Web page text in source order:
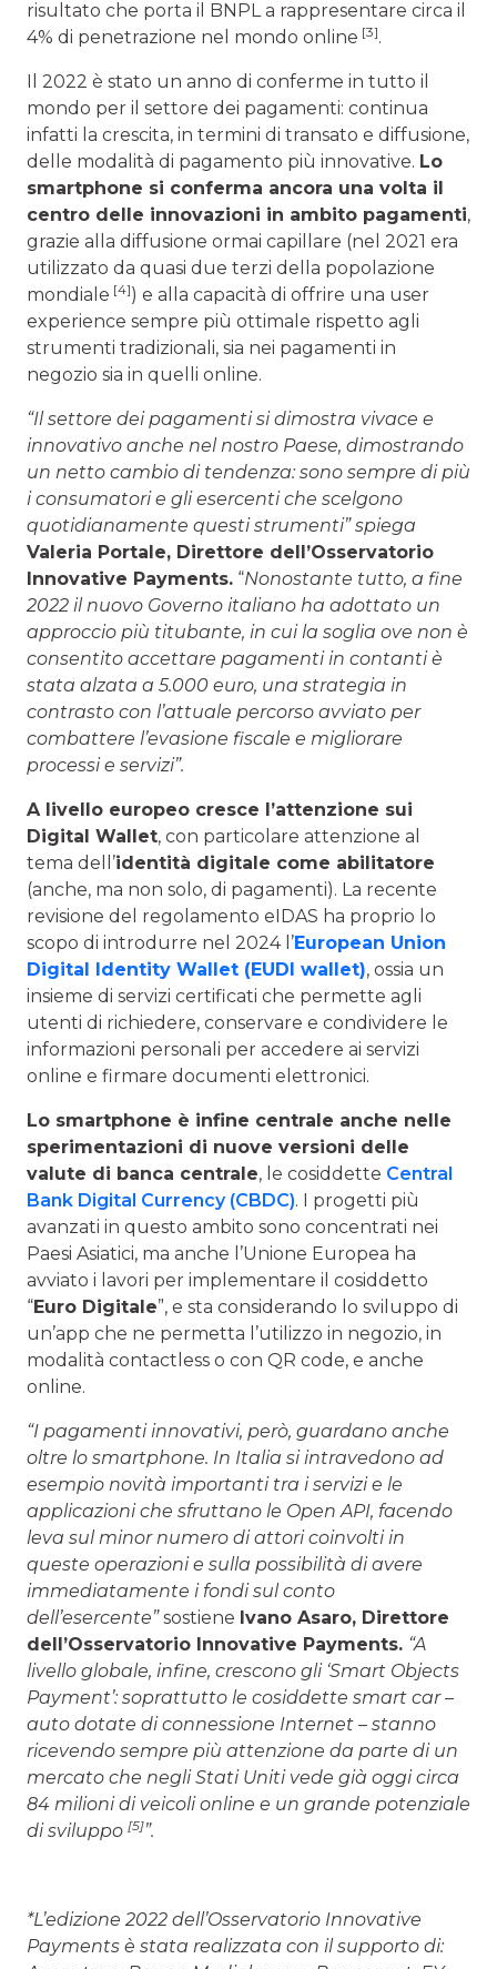
risultato che porta il BNPL a rappresentare circa il
4% di penetrazione nel mondo online [3].
Il 2022 è stato un anno di conferme in tutto il
mondo per il settore dei pagamenti: continua
infatti la crescita, in termini di transato e diffusione,
delle modalità di pagamento più innovative. Lo
smartphone si conferma ancora una volta il
centro delle innovazioni in ambito pagamenti,
grazie alla diffusione ormai capillare (nel 2021 era
utilizzato da quasi due terzi della popolazione
mondiale [4]) e alla capacità di offrire una user
experience sempre più ottimale rispetto agli
strumenti tradizionali, sia nei pagamenti in
negozio sia in quelli online.
“Il settore dei pagamenti si dimostra vivace e
innovativo anche nel nostro Paese, dimostrando
un netto cambio di tendenza: sono sempre di più
i consumatori e gli esercenti che scelgono
quotidianamente questi strumenti” spiega
Valeria Portale, Direttore dell’Osservatorio
Innovative Payments. “Nonostante tutto, a fine
2022 il nuovo Governo italiano ha adottato un
approccio più titubante, in cui la soglia ove non è
consentito accettare pagamenti in contanti è
stata alzata a 5.000 euro, una strategia in
contrasto con l’attuale percorso avviato per
combattere l’evasione fiscale e migliorare
processi e servizi”.
A livello europeo cresce l’attenzione sui
Digital Wallet, con particolare attenzione al
tema dell’identità digitale come abilitatore
(anche, ma non solo, di pagamenti). La recente
revisione del regolamento eIDAS ha proprio lo
scopo di introdurre nel 2024 l’European Union
Digital Identity Wallet (EUDI wallet), ossia un
insieme di servizi certificati che permette agli
utenti di richiedere, conservare e condividere le
informazioni personali per accedere ai servizi
online e firmare documenti elettronici.
Lo smartphone è infine centrale anche nelle
sperimentazioni di nuove versioni delle
valute di banca centrale, le cosiddette Central
Bank Digital Currency (CBDC). I progetti più
avanzati in questo ambito sono concentrati nei
Paesi Asiatici, ma anche l’Unione Europea ha
avviato i lavori per implementare il cosiddetto
“Euro Digitale”, e sta considerando lo sviluppo di
un’app che ne permetta l’utilizzo in negozio, in
modalità contactless o con QR code, e anche
online.
“I pagamenti innovativi, però, guardano anche
oltre lo smartphone. In Italia si intravedono ad
esempio novità importanti tra i servizi e le
applicazioni che sfruttano le Open API, facendo
leva sul minor numero di attori coinvolti in
queste operazioni e sulla possibilità di avere
immediatamente i fondi sul conto
dell’esercente”sostiene Ivano Asaro, Direttore
dell’Osservatorio Innovative Payments. “A
livello globale, infine, crescono gli ‘Smart Objects
Payment’: soprattutto le cosiddette smart car –
auto dotate di connessione Internet – stanno
ricevendo sempre più attenzione da parte di un
mercato che negli Stati Uniti vede già oggi circa
84 milioni di veicoli online e un grande potenziale
di sviluppo [5]”.
*L’edizione 2022 dell’Osservatorio Innovative
Payments è stata realizzata con il supporto di: